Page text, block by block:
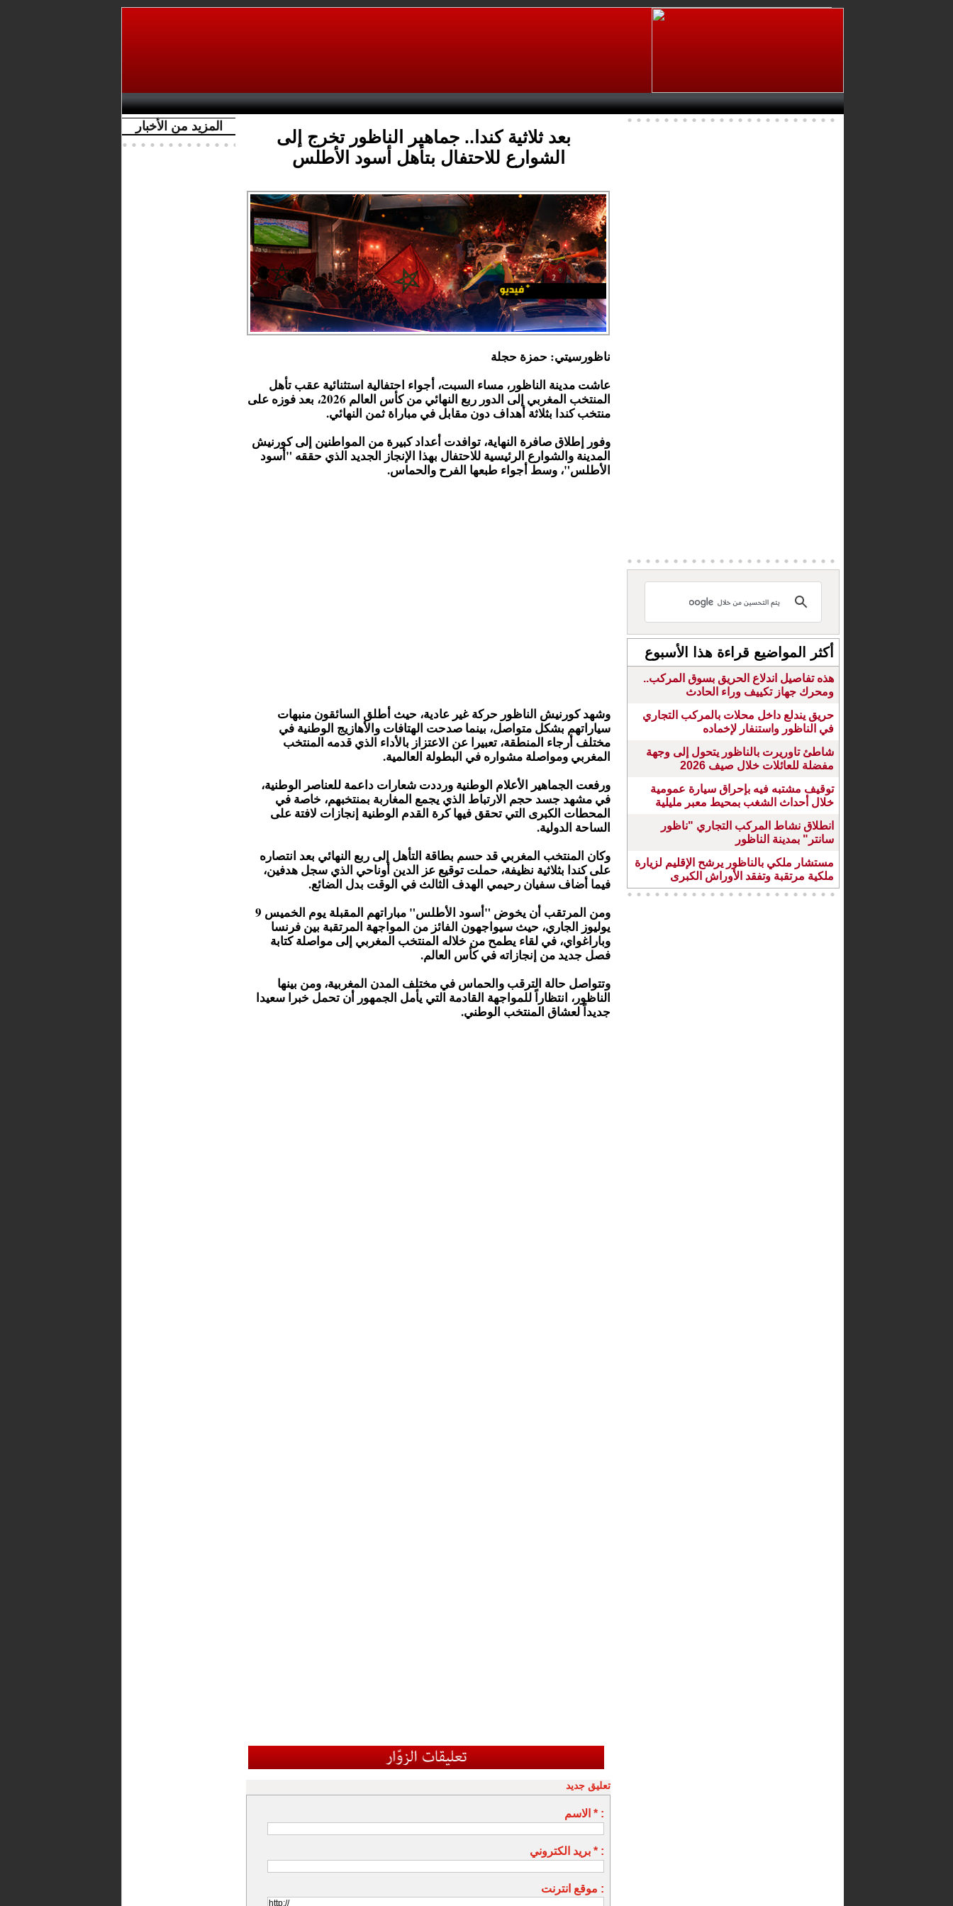
المزيد من الأخبار
بعد ثلاثية كندا.. جماهير الناظور تخرج إلى
الشوارع للاحتفال بتأهل أسود الأطلس
ناظورسيتي: حمزة حجلة
عاشت مدينة الناظور، مساء السبت، أجواء احتفالية استثنائية عقب تأهل
المنتخب المغربي إلى الدور ربع النهائي من كأس العالم 2026، بعد فوزه على
منتخب كندا بثلاثة أهداف دون مقابل في مباراة ثمن النهائي.
وفور إطلاق صافرة النهاية، توافدت أعداد كبيرة من المواطنين إلى كورنيش
المدينة والشوارع الرئيسية للاحتفال بهذا الإنجاز الجديد الذي حققه "أسود
الأطلس"، وسط أجواء طبعها الفرح والحماس.
وشهد كورنيش الناظور حركة غير عادية، حيث أطلق السائقون منبهات
سياراتهم بشكل متواصل، بينما صدحت الهتافات والأهازيج الوطنية في
مختلف أرجاء المنطقة، تعبيرا عن الاعتزاز بالأداء الذي قدمه المنتخب
المغربي ومواصلة مشواره في البطولة العالمية.
ورفعت الجماهير الأعلام الوطنية ورددت شعارات داعمة للعناصر الوطنية،
في مشهد جسد حجم الارتباط الذي يجمع المغاربة بمنتخبهم، خاصة في
المحطات الكبرى التي تحقق فيها كرة القدم الوطنية إنجازات لافتة على
الساحة الدولية.
وكان المنتخب المغربي قد حسم بطاقة التأهل إلى ربع النهائي بعد انتصاره
على كندا بثلاثية نظيفة، حملت توقيع عز الدين أوناحي الذي سجل هدفين،
فيما أضاف سفيان رحيمي الهدف الثالث في الوقت بدل الضائع.
ومن المرتقب أن يخوض "أسود الأطلس" مباراتهم المقبلة يوم الخميس 9
يوليوز الجاري، حيث سيواجهون الفائز من المواجهة المرتقبة بين فرنسا
وباراغواي، في لقاء يطمح من خلاله المنتخب المغربي إلى مواصلة كتابة
فصل جديد من إنجازاته في كأس العالم.
وتتواصل حالة الترقب والحماس في مختلف المدن المغربية، ومن بينها
الناظور، انتظاراً للمواجهة القادمة التي يأمل الجمهور أن تحمل خبرا سعيدا
جديداً لعشاق المنتخب الوطني.
تعليق جديد
الاسم * :
بريد الكتروني * :
موقع انترنت :
أكثر المواضيع قراءة هذا الأسبوع
هذه تفاصيل اندلاع الحريق بسوق المركب..
ومحرك جهاز تكييف وراء الحادث
حريق يندلع داخل محلات بالمركب التجاري
في الناظور واستنفار لإخماده
شاطئ تاوريرت بالناظور يتحول إلى وجهة
مفضلة للعائلات خلال صيف 2026
توقيف مشتبه فيه بإحراق سيارة عمومية
خلال أحداث الشغب بمحيط معبر مليلية
انطلاق نشاط المركب التجاري "ناظور
سانتر" بمدينة الناظور
مستشار ملكي بالناظور يرشح الإقليم لزيارة
ملكية مرتقبة وتفقد الأوراش الكبرى